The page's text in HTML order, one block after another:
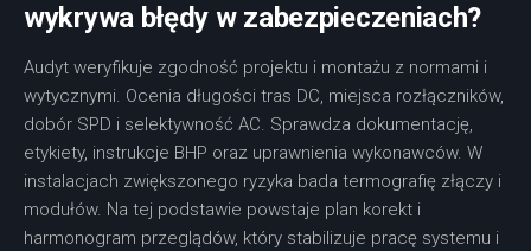
wykrywa błędy w zabezpieczeniach?
Audyt weryfikuje zgodność projektu i montażu z normami i
wytycznymi. Ocenia długości tras DC, miejsca rozłączników,
dobór SPD i selektywność AC. Sprawdza dokumentację,
etykiety, instrukcje BHP oraz uprawnienia wykonawców. W
instalacjach zwiększonego ryzyka bada termografię złączy i
modułów. Na tej podstawie powstaje plan korekt i
harmonogram przeglądów, który stabilizuje pracę systemu i